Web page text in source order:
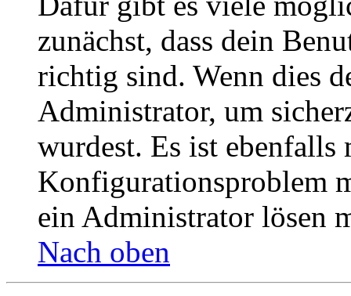
zunächst, dass dein
richtig sind. Wenn dies
Administrator, um
wurdest. Es ist ebenfalls
Konfigurationsproblem
ein Administrator lösen
Nach oben